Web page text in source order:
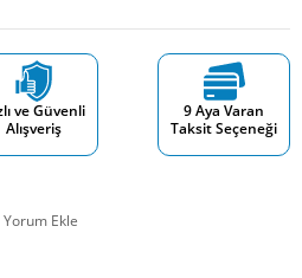
ve Güvenli
Alışveriş
9 Aya Varan
Taksit Seçeneği
Yorum Ekle